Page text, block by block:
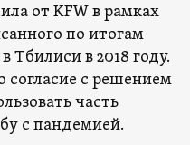
от KFW в рамках
по итогам
Тбилиси в 2018 году.
согласие с решением
часть
с пандемией.